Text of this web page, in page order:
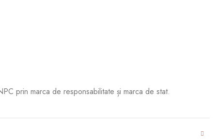
prin marca de responsabilitate și marca de stat.